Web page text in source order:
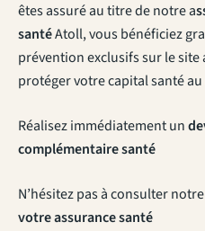
êtes assuré au titre de notre a
santéAtoll, vous bénéficiez
prévention exclusifs sur le
protéger votre capital santé
Réalisez immédiatement un
complémentaire santé
N’hésitez pas à consulter notre
votre assurance santé